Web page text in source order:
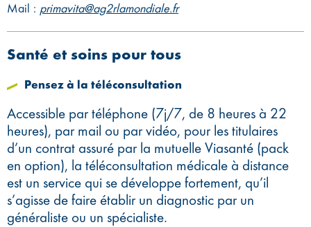
Mail : primavita@ag2rlamondiale.fr
Santé et soins pour tous
Pensez à la téléconsultation
Accessible par téléphone (7j/7, de 8 heures à 22
heures), par mail ou par vidéo, pour les titulaires
d’un contrat assuré par la mutuelle Viasanté (pack
en option), la téléconsultation médicale à distance
est un service qui se développe fortement, qu’il
s’agisse de faire établir un diagnostic par un
généraliste ou un spécialiste.